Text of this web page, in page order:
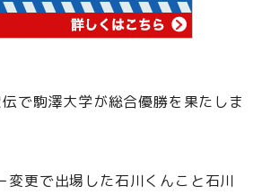
で駒澤大学が総合優勝を果たしま
変更で出場した石川くんこと石川